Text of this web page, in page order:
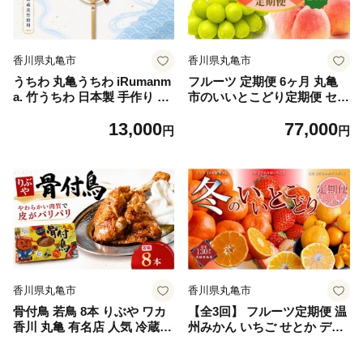
香川県丸亀市
うちわ 丸亀うちわ iRumanm
a. 竹うちわ 日本製 手作り お
可愛い シンプル 大人 お土産
ント 小物 雑貨 香川県 丸亀市
13,000円
香川県丸亀市
フルーツ 定期便 6ヶ月 丸亀
市のいいとこどり定期便 セッ
ーネ シャインマスカット み
ザート フルーツ定期 フルー
ツ定期便 果物定期 果物定期
便 人気果物 人気フルーツ 香
川 丸亀
77,000円
香川県丸亀市
骨付鳥 若鳥 8本 りぶや ワカ
香川 丸亀 有名店 人気 冷蔵
香川県丸亀市
【全3回】 フルーツ定期便 温
州みかん いちご せとか デコ